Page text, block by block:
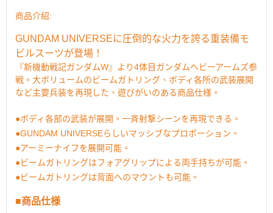
商品介紹:
GUNDAM UNIVERSEに圧倒的な火力を誇る重装備モ
ビルスーツが登場！
『新機動戦記ガンダムW』より4体目ガンダムヘビーアームズ参
戦。大ボリュームのビームガトリング、ボディ各所の武装展開
など主要兵装を再現した、遊びがいのある商品仕様。
●ボディ各部の武装が展開。一斉射撃シーンを再現できる。
●GUNDAM UNIVERSEらしいマッシブなプロポーション。
●アーミーナイフを展開可能。
●ビームガトリングはフォアグリップによる両手持ちが可能。
●ビームガトリングは背面へのマウントも可能。
■商品仕様